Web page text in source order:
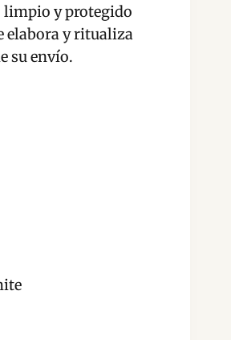
limpio y protegido
elabora y ritualiza
su envío.